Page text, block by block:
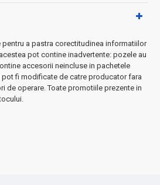
de 2 litri
– ideal pentru familie
: slush, slush alcoolic, înghețată,
– tehnologie eficientă pentru confort
pentru a pastra corectitudinea informatiilor
pot contine inadvertente: pozele au
accesorii neincluse in pachetele
fi modificate de catre producator fara
de operare. Toate promotiile prezente in